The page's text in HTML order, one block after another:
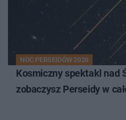
NOC PERSEIDÓW 2026
Kosmiczny spektakl nad
zobaczysz Perseidy w